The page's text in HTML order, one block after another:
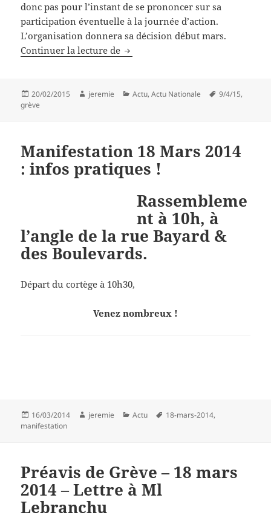
donc pas pour l’instant de se prononcer sur sa
participation éventuelle à la journée d’action.
L’organisation donnera sa décision début mars.
Continuer la lecture de Appel à la grève
Publié
le
20/02/2015 Auteur
jeremie Catégories
Actu,Actu Nationale
Mots-
9/4/15,
grève
Manifestation 18 Mars 2014
: infos pratiques !
Rassembleme
nt à 10h, à
l’angle de la rue Bayard &
des Boulevards.
Départ du cortège à 10h30,
Venez nombreux !
Publié
le
16/03/2014 Auteur
jeremie Catégories
Actu
Mots-
18-mars-2014,
manifestation
Préavis de Grève – 18 mars
2014 – Lettre à Ml
Lebranchu